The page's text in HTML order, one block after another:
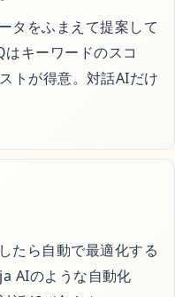
タをふまえて提案して
キーワードのスコ
トが得意。対話AIだけ
たら自動で最適化する
AIのような自動化